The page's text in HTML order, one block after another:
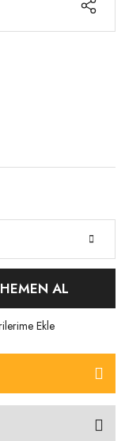
HEMEN AL